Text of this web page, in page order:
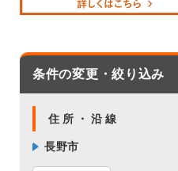
条件の変更・絞り込み
住所・沿線
長野市